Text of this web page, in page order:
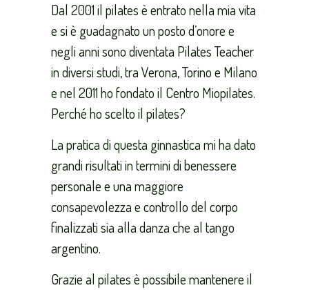
Dal 2001 il pilates è entrato nella mia vita
e si è guadagnato un posto d’onore e
negli anni sono diventata Pilates Teacher
in diversi studi, tra Verona, Torino e Milano
e nel 2011 ho fondato il Centro Miopilates.
Perché ho scelto il pilates?
La pratica di questa ginnastica mi ha dato
grandi risultati in termini di benessere
personale e una maggiore
consapevolezza e controllo del corpo
finalizzati sia alla danza che al tango
argentino.
Grazie al pilates è possibile mantenere il